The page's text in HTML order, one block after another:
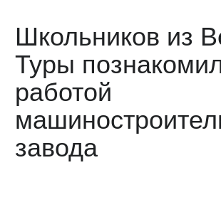
Школьников из
Туры
работой
завода